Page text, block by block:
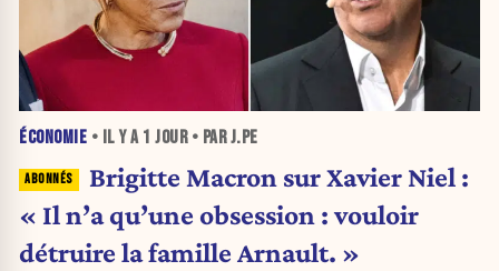
ÉCONOMIE • IL Y A 1 JOUR• PAR J.PE
Brigitte Macron sur Xavier Niel :
« Il n’a qu’une obsession : vouloir
détruire la famille Arnault. »